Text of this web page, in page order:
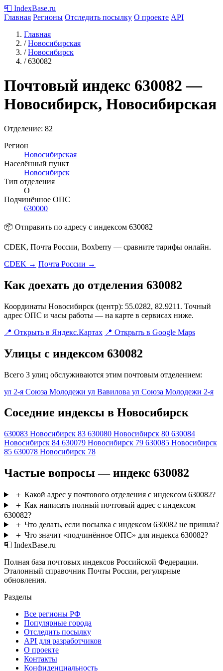
📮 IndexBase.ru
Главная Регионы Отследить посылку О проекте API
Главная
/ Новосибирская
/ Новосибирск
/ 630082
Почтовый индекс 630082 —
Новосибирск, Новосибирская
Отделение: 82
Регион
Новосибирская
Населённый пункт
Новосибирск
Тип отделения
О
Подчинённое ОПС
630000
📦 Отправить по адресу с индексом 630082
CDEK, Почта России, Boxberry — сравните тарифы онлайн.
CDEK → Почта России →
Как доехать до отделения 630082
Координаты Новосибирск (центр): 55.0282, 82.9211. Точный
адрес ОПС и часы работы — на карте в сервисах ниже.
📍 Открыть в Яндекс.Картах 📍 Открыть в Google Maps
Улицы с индексом 630082
Всего 3 улиц обслуживаются этим почтовым отделением:
ул 2-я Союза Молодежи ул Вавилова ул Союза Молодежи 2-я
Соседние индексы в Новосибирск
630083 Новосибирск 83 630080 Новосибирск 80 630084
Новосибирск 84 630079 Новосибирск 79 630085 Новосибирск
85 630078 Новосибирск 78
Частые вопросы — индекс 630082
＋ Какой адрес у почтового отделения с индексом 630082?
＋ Как написать полный почтовый адрес с индексом
630082?
＋ Что делать, если посылка с индексом 630082 не пришла?
＋ Что значит «подчинённое ОПС» для индекса 630082?
📮 IndexBase.ru
Полная база почтовых индексов Российской Федерации.
Эталонный справочник Почты России, регулярные
обновления.
Разделы
Все регионы РФ
Популярные города
Отследить посылку
API для разработчиков
О проекте
Контакты
Конфиденциальность